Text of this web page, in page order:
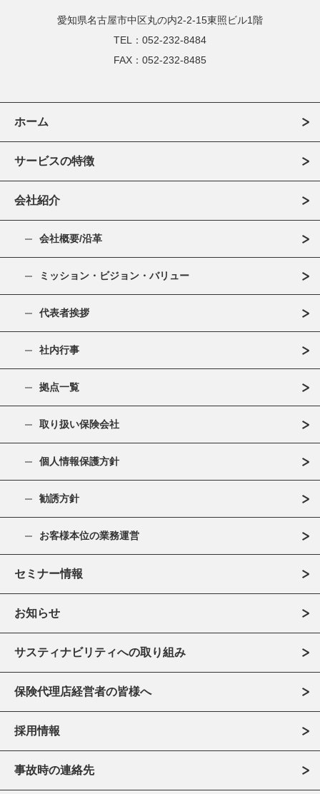
愛知県名古屋市中区丸の内2-2-15東照ビル1階
TEL：052-232-8484
FAX：052-232-8485
ホーム
サービスの特徴
会社紹介
会社概要/沿革
ミッション・ビジョン・バリュー
代表者挨拶
社内行事
拠点一覧
取り扱い保険会社
個人情報保護方針
勧誘方針
お客様本位の業務運営
セミナー情報
お知らせ
サスティナビリティへの取り組み
保険代理店経営者の皆様へ
採用情報
事故時の連絡先